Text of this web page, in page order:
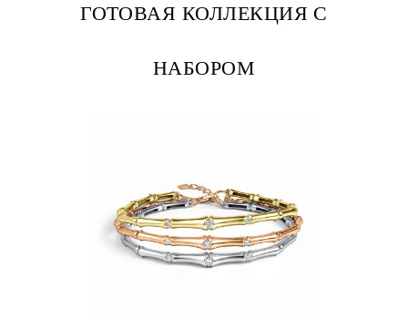
ГОТОВАЯ КОЛЛЕКЦИЯ С
НАБОРОМ